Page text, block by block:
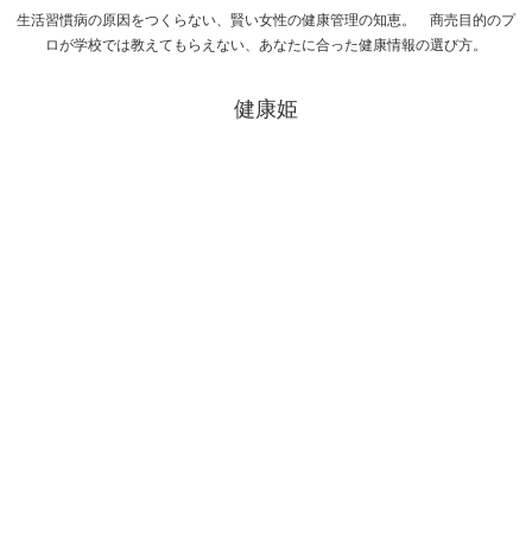
生活習慣病の原因をつくらない、賢い女性の健康管理の知恵。 商売目的のプ
ロが学校では教えてもらえない、あなたに合った健康情報の選び方。
健康姫